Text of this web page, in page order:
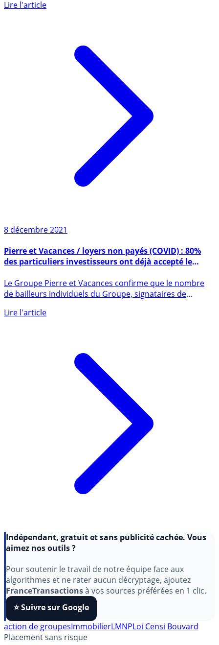
et Pierre et Vacances ? Les périodes de confinement (...)
8 décembre 2021
des particuliers investisseurs ont déjà accepté le
nouvelle proposition
Le Groupe Pierre et Vacances confirme que le nombre
de bailleurs individuels du Groupe, signataires de
aimez nos outils ?
Pour soutenir le travail de notre équipe face aux
algorithmes et ne rater aucun décryptage, ajoutez
FranceTransactionsà vos sources préférées en 1 clic.
⭐️ Suivre sur Google